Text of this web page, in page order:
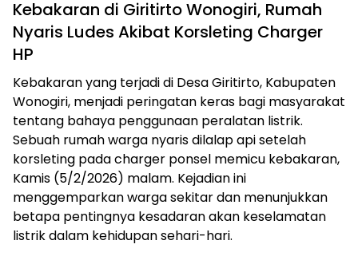
Kebakaran di Giritirto Wonogiri, Rumah
Nyaris Ludes Akibat Korsleting Charger
HP
Kebakaran yang terjadi di Desa Giritirto, Kabupaten
Wonogiri, menjadi peringatan keras bagi masyarakat
tentang bahaya penggunaan peralatan listrik.
Sebuah rumah warga nyaris dilalap api setelah
korsleting pada charger ponsel memicu kebakaran,
Kamis (5/2/2026) malam. Kejadian ini
menggemparkan warga sekitar dan menunjukkan
betapa pentingnya kesadaran akan keselamatan
listrik dalam kehidupan sehari-hari.